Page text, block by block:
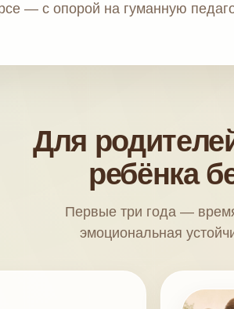
— с опорой на гуманную
Для
ребёнка
Первые три года —
эмоциональная